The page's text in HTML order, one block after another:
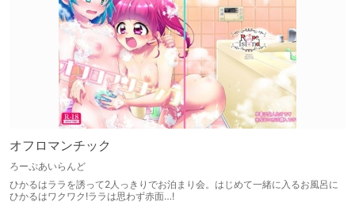
オフロマンチック
ろーぷあいらんど
ひかるはララを誘って2人っきりでお泊まり会。はじめて一緒に入るお風呂に
ひかるはワクワク!ララは思わず赤面…!